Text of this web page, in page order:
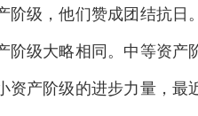
阶级，他们赞成团结抗
阶级大略相同。中等资
资产阶级的进步力量，